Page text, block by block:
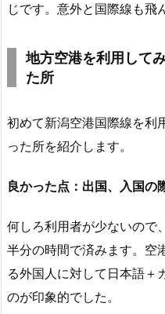
じです。意外と国際線も飛
地方空港を利用して
た所
初めて新潟空港国際線を利
った所を紹介します。
良かった点：出国、入国の
何しろ利用者が少ないので
半分の時間で済みます。空
る外国人に対して日本語＋
のが印象的でした。